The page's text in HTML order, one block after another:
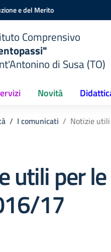
e del Merito
Comprensivo
di Susa (TO)
Novità
I comunicati Notizie
utili per
17